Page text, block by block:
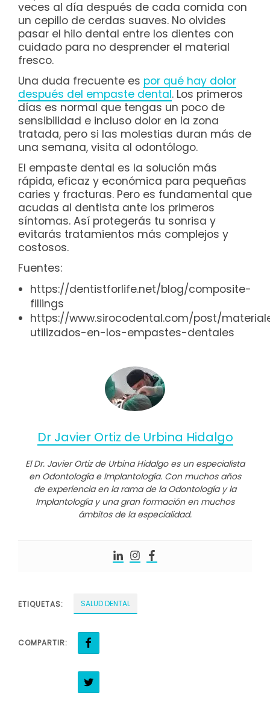
veces al día después de cada comida con
un cepillo de cerdas suaves. No olvides
pasar el hilo dental entre los dientes con
cuidado para no desprender el material
fresco.
Una duda frecuente es por qué hay dolor
después del empaste dental. Los primeros
días es normal que tengas un poco de
sensibilidad e incluso dolor en la zona
tratada, pero si las molestias duran más de
una semana, visita al odontólogo.
El empaste dental es la solución más
rápida, eficaz y económica para pequeñas
caries y fracturas. Pero es fundamental que
acudas al dentista ante los primeros
síntomas. Así protegerás tu sonrisa y
evitarás tratamientos más complejos y
costosos.
Fuentes:
https://dentistforlife.net/blog/composite-
fillings
https://www.sirocodental.com/post/
utilizados-en-los-empastes-dentales
Dr Javier Ortiz de Urbina Hidalgo
El Dr. Javier Ortiz de Urbina Hidalgo es un especialista
en Odontología e Implantología. Con muchos años
de experiencia en la rama de la Odontología y la
Implantología y una gran formación en muchos
ámbitos de la especialidad.
ETIQUETAS: SALUD DENTAL
COMPARTIR: